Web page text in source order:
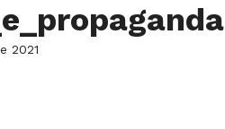
2021